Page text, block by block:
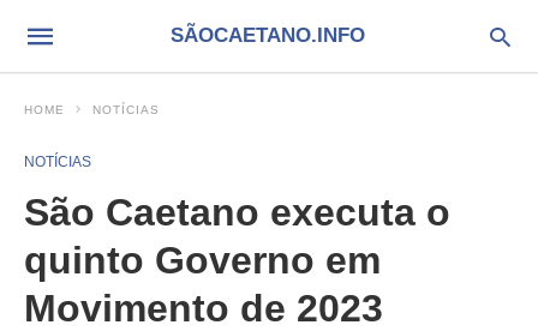
SÃOCAETANO.INFO
HOME NOTÍCIAS
NOTÍCIAS
São Caetano executa o
quinto Governo em
Movimento de 2023